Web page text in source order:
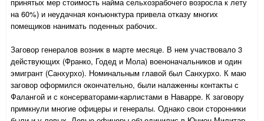
на 60%) и неудачная конъюнктура привела отказу многих
помещиков нанимать поденных рабочих.
Заговор генералов возник в марте месяце. В нем участвовало 3
действующих (Франко, Годед и Мола) военоначальников и один
эмигрант (Санхурхо). Номинальным главой был Санхурхо. К маю
заговор оформился окончательно, были налаженны контакты с
Фалангой и с консерваторами-карлистами в Наварре. К заговору
примкнули многие офицеры и генералы. Однако свои сторонники